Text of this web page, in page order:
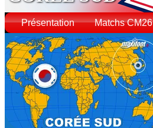
Présentation Matchs CM26